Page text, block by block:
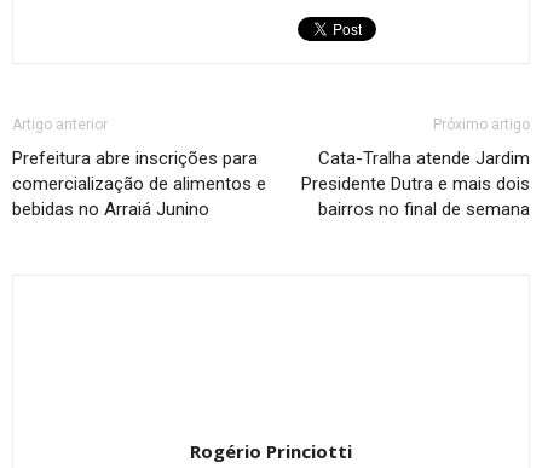
Artigo anterior
Prefeitura abre inscrições para
comercialização de alimentos e
bebidas no Arraiá Junino
Próximo artigo
Cata-Tralha atende Jardim
Presidente Dutra e mais dois
bairros no final de semana
Rogério Princiotti